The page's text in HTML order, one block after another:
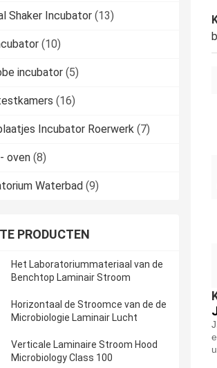
Shaker Incubator (13)
(10)
incubator (5)
(16)
Incubator Roerwerk (7)
oven (8)
Waterbad (9)
PRODUCTEN
Het Laboratoriummateriaal van de
Benchtop Laminair Stroom
Horizontaal de Stroomce van de de
Microbiologie Laminair Lucht
Verticale Laminaire Stroom Hood
Microbiology Class 100